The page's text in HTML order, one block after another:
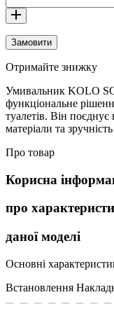
Замовити
Отримайте знижку
Умивальник KOLO
функціональне
туалетів. Він поєднує
матеріали та
Про товар
Корисна
про
даної моделі
Основні
Встановлення